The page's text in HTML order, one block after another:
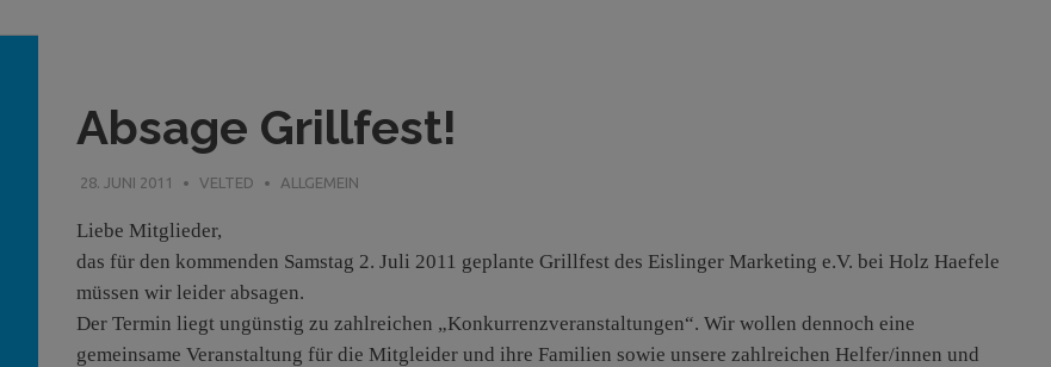
Absage Grillfest!
28. JUNI 2011 VELTED ALLGEMEIN
Liebe Mitglieder,
das für den kommenden Samstag 2. Juli 2011 geplante Grillfest des Eislinger Marketing e.V. bei Holz Haefele
müssen wir leider absagen.
Der Termin liegt ungünstig zu zahlreichen „Konkurrenzveranstaltungen“. Wir wollen dennoch eine
gemeinsame Veranstaltung für die Mitgleider und ihre Familien sowie unsere zahlreichen Helfer/innen und